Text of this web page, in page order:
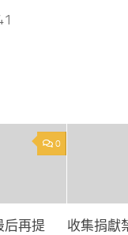
0
后再提
收集捐獻